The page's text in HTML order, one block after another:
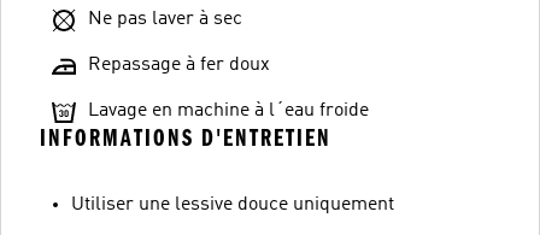
Ne pas laver à sec
Repassage à fer doux
Lavage en machine à l´eau froide
INFORMATIONS D'ENTRETIEN
Utiliser une lessive douce uniquement